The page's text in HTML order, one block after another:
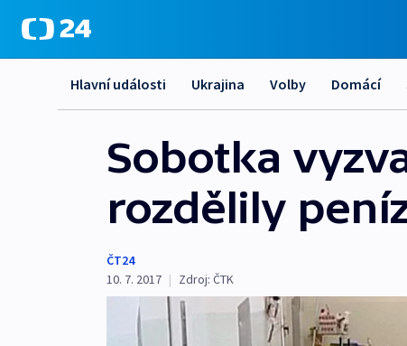
Hlavní události Ukrajina Volby Domácí
Sobotka
rozdělily
ČT24
10. 7. 2017 | Zdroj: ČTK